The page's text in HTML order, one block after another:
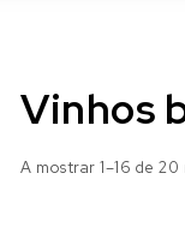
Vinhos
A mostrar 1–16 de